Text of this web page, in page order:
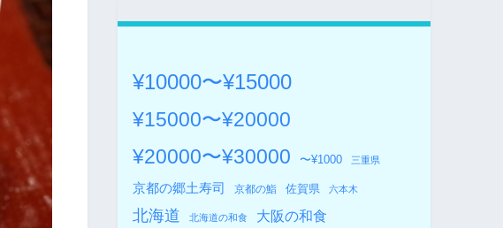
¥10000〜¥15000
¥15000〜¥20000
¥20000〜¥30000
〜¥1000 三重県
京都の郷土寿司 京都の鮨 佐賀県 六本木
北海道 北海道の和食 大阪の和食